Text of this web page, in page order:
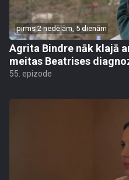
pirms 2 nedēļām, 5 dienām
Agrita Bindre nāk klajā
meitas Beatrises
55. epizode